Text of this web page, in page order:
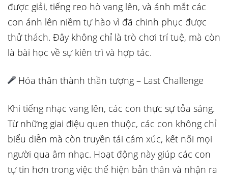
được giải, tiếng reo hò vang lên, và ánh mắt các
con ánh lên niềm tự hào vì đã chinh phục được
thử thách. Đây không chỉ là trò chơi trí tuệ, mà còn
là bài học về sự kiên trì và hợp tác.
Hóa thân thành thần tượng – Last Challenge
Khi tiếng nhạc vang lên, các con thực sự tỏa sáng.
Từ những giai điệu quen thuộc, các con không chỉ
biểu diễn mà còn truyền tải cảm xúc, kết nối mọi
người qua âm nhạc. Hoạt động này giúp các con
tự tin hơn trong việc thể hiện bản thân và nhận ra